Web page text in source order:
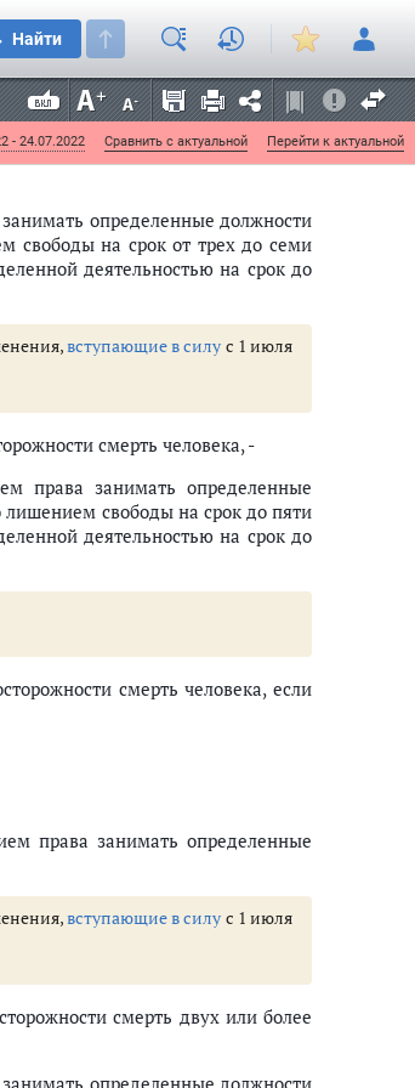
Найти
- 24.07.2022 Сравнить с актуальной Перейти к актуальной
причинение тяжкого
определенные должности
свободы на срок от трех до семи
деятельностью на срок до
вступающие в силу с 1 июля
смерть человека, -
права занимать определенные
лишением свободы на срок до пяти
деятельностью на срок до
смерть человека, если
права занимать определенные
вступающие в силу с 1 июля
смерть двух или более
определенные должности